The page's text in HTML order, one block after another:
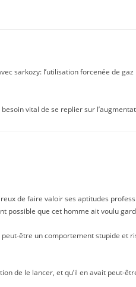
sarkozy: l’utilisation forcenée de
vital de se replier sur
de faire valoir ses aptitudes
possible que cet homme ait voulu
peut-être un comportement stupide et
de le lancer, et qu’il en avait peut-